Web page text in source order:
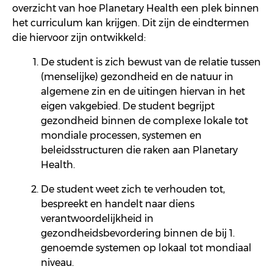
overzicht van hoe PlanetaryHealth een plek binnen
het curriculum kan krijgen. Dit zijn de eindtermen
die hiervoor zijn ontwikkeld:
De student is zich bewust van de relatie tussen
(menselijke) gezondheid en de natuur in
algemene zin en de uitingen hiervan in het
eigen vakgebied. De student begrijpt
gezondheid binnen de complexe lokale tot
mondiale processen, systemen en
beleidsstructuren die raken aan Planetary
Health.
De student weet zich te verhouden tot,
bespreekt en handelt naar diens
verantwoordelijkheid in
gezondheidsbevordering binnen de bij 1.
genoemde systemen op lokaal tot mondiaal
niveau.